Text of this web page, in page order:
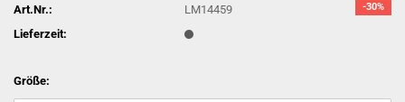
-30%
Art.Nr.:
LM14459
Lieferzeit:
Größe: